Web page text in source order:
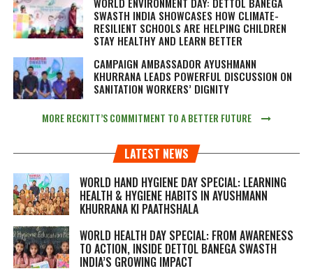
SWASTH INDIA SHOWCASES HOW CLIMATE-
RESILIENT SCHOOLS ARE HELPING CHILDREN
STAY HEALTHY AND LEARN BETTER
CAMPAIGN AMBASSADOR AYUSHMANN
KHURRANA LEADS POWERFUL DISCUSSION ON
SANITATION WORKERS’ DIGNITY
MORE RECKITT’S COMMITMENT TO A BETTER FUTURE
LATEST NEWS
WORLD HAND HYGIENE DAY SPECIAL: LEARNING
HEALTH & HYGIENE HABITS IN AYUSHMANN
KHURRANA KI PAATHSHALA
WORLD HEALTH DAY SPECIAL: FROM AWARENESS
TO ACTION, INSIDE DETTOL BANEGA SWASTH
INDIA’S GROWING IMPACT